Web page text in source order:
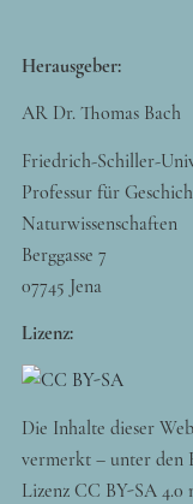
Herausgeber:
AR Dr. Thomas Bach
Friedrich-Schiller-
Professur für
Naturwissenschaften
Berggasse 7
07745 Jena
Lizenz:
Die Inhalte dieser
vermerkt – unter den
Lizenz CC BY-SA 4.0